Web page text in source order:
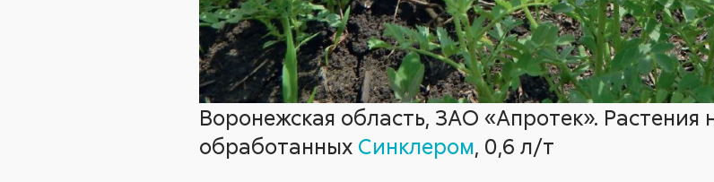
Воронежская область, ЗАО «Апротек». Растения
обработанных Синклером , 0,6 л/т